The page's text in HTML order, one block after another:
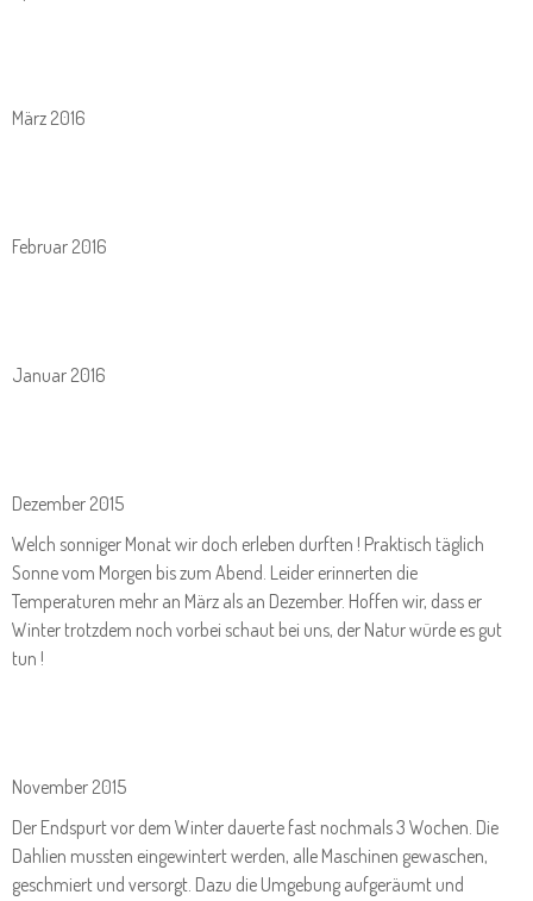
März 2016
Februar 2016
Januar 2016
Dezember 2015
Welch sonniger Monat wir doch erleben durften ! Praktisch täglich
Sonne vom Morgen bis zum Abend. Leider erinnerten die
Temperaturen mehr an März als an Dezember. Hoffen wir, dass er
Winter trotzdem noch vorbei schaut bei uns, der Natur würde es gut
tun !
November 2015
Der Endspurt vor dem Winter dauerte fast nochmals 3 Wochen. Die
Dahlien mussten eingewintert werden, alle Maschinen gewaschen,
geschmiert und versorgt. Dazu die Umgebung aufgeräumt und